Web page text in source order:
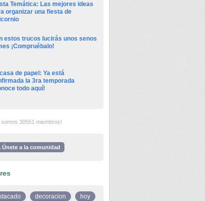
Temática: Las mejores ideas
organizar una fiesta de
estos trucos lucirás unos senos
¡Compruébalo!
de papel: Ya está
la 3ra temporada
todo aquí!
somos 30551 miembros!
Únete a la comunidad
decoracion
hoy